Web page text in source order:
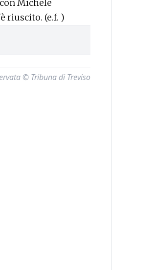
Michele
riuscito. (e.f. )
© Tribuna di Treviso